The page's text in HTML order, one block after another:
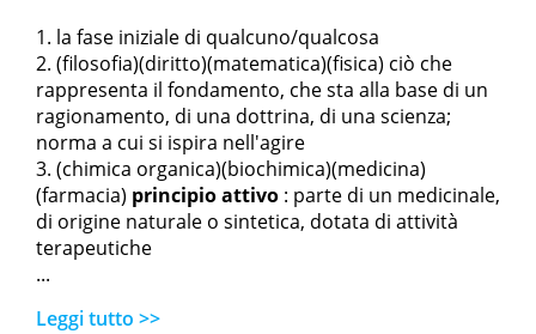
la fase iniziale di qualcuno/qualcosa
(filosofia)(diritto)(matematica)(fisica) ciò che
rappresenta il fondamento, che sta alla base di un
ragionamento, di una dottrina, di una scienza;
norma a cui si ispira nell'agire
(chimica organica)(biochimica)(medicina)
(farmacia) principio attivo : parte di un medicinale,
di origine naturale o sintetica, dotata di attività
terapeutiche
...
Leggi tutto >>